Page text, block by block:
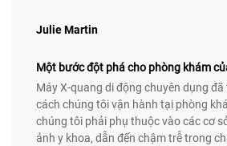
Julie Martin
Một bước đột phá cho phòng khám
Máy X-quang di động chuyên dụng
cách chúng tôi vận hành tại phòng
chúng tôi phải phụ thuộc vào các cơ
ảnh y khoa, dẫn đến chậm trễ trong